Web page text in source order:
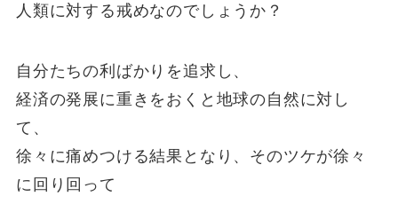
人類に対する戒めなのでしょうか？
自分たちの利ばかりを追求し、
経済の発展に重きをおくと地球の自然に対し
て、
徐々に痛めつける結果となり、そのツケが徐々
に回り回って